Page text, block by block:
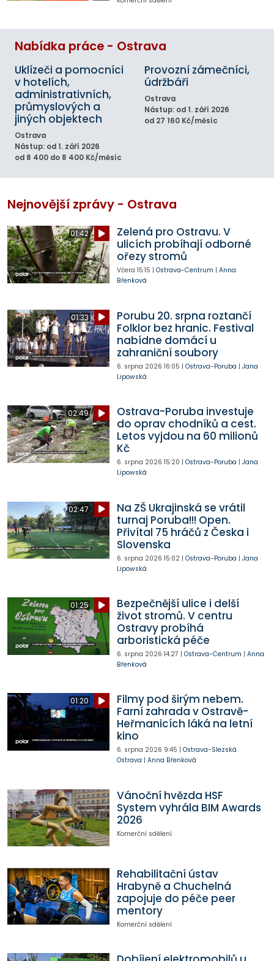
Nabídka práce - Ostrava
Uklízeči a pomocníci
v hotelích,
administrativních,
průmyslových a
jiných objektech
Ostrava
Nástup: od 1. září 2026
od 8 400 do 8 400 Kč/měsíc
Provozní zámečníci,
údržbáři
Ostrava
Nástup: od 1. září 2026
od 27 160 Kč/měsíc
Nejnovější zprávy - Ostrava
01:42
Zelená pro Ostravu. V
ulicích probíhají odborné
ořezy stromů
Včera 15:15 | Ostrava-Centrum | Anna
Břenková
01:33
Porubu 20. srpna roztančí
Folklor bez hranic. Festival
nabídne domácí u
zahraniční soubory
6. srpna 2026 16:05 | Ostrava-Poruba | Jana
Lipowská
02:49
Ostrava-Poruba investuje
do oprav chodníků a cest.
Letos vyjdou na 60 milionů
Kč
6. srpna 2026 15:20 | Ostrava-Poruba | Jana
Lipowská
02:47
Na ZŠ Ukrajinská se vrátil
turnaj Poruba!!! Open.
Přivítal 75 hráčů z Česka i
Slovenska
6. srpna 2026 15:02| Ostrava-Poruba | Jana
Lipowská
01:25
Bezpečnější ulice i delší
život stromů. V centru
Ostravy probíhá
arboristická péče
6. srpna 2026 14:27 | Ostrava-Centrum | Anna
Břenková
01:20
Filmy pod širým nebem.
Farní zahrada v Ostravě-
Heřmanicích láká na letní
kino
6. srpna 2026 9:45 | Ostrava-Slezská
Ostrava | Anna Břenková
Vánoční hvězda HSF
System vyhrála BIM Awards
2026
Komerční sdělení
Rehabilitační ústav
Hrabyně a Chuchelná
zapojuje do péče peer
mentory
Komerční sdělení